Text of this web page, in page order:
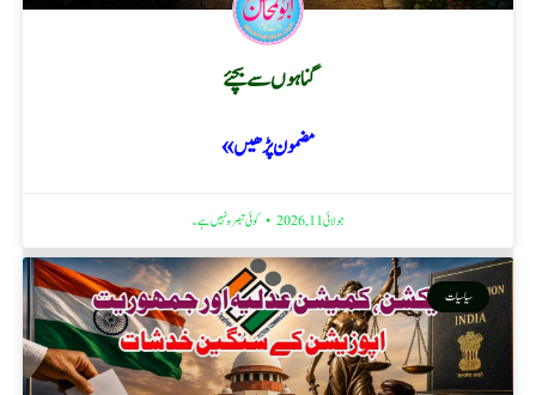
گناہوں سے بچئے
مضمون پڑھیں »
جولائی 11, 2026 کوئی تبصرہ نہیں ہے۔
سیاسیات